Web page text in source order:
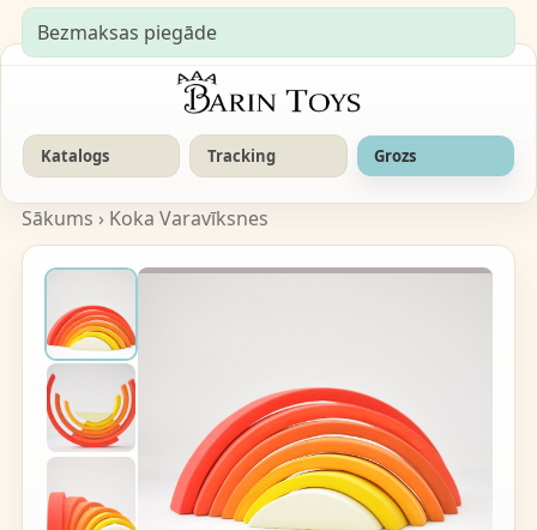
Bezmaksas piegāde
Katalogs Tracking Grozs
Sākums › Koka Varavīksnes